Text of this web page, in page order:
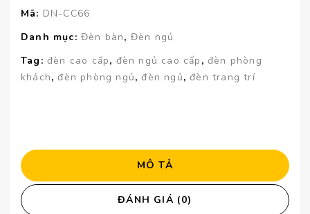
Mã: DN-CC66
Danh mục: Đèn bàn, Đèn ngủ
Tag: đèn cao cấp, đèn ngủ cao cấp ,đèn phòng
khách,đèn phòng ngủ,đèn ngủ,đèn trang trí
MÔ TẢ
ĐÁNH GIÁ (0)